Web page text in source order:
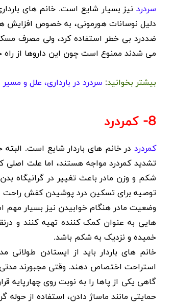
سردرد نیز بسیار شایع است. خانم های
دلیل نوسانات هورمونی، به خصوص افزایش
ضددرد بی خطر استفاده کرد، ولی مصرف
می شدند ممنوع است چون این داروها از
بیشتر بخوانید: سردرد در بارداری، علل و مسیر
8- کمردرد
کمردرد در خانم های باردار شایع است. البته
تشدید کمردرد مواجه هستند، اما علت
شکم و وزن مادر باعث تغییر در گرانیگاه
توصیه برای تسکین درد پوشیدن کفش
وضعیت مادر هنگام خوابیدن نیز بسیار مهم
هایی به عنوان کمک کننده تهیه کنند و
خمیده و نزدیک به شکم باشد.
خانم های باردار باید از ایستادن
استراحت اختصاص دهند. وقتی مجبورند مدتی
گاهی یکی از پاها را به نوبت روی چهارپایه
حمایتی مانند ماساژ دادن، استفاده از